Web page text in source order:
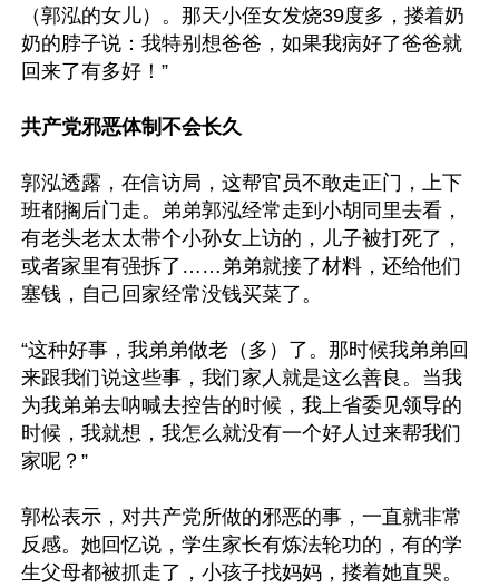
（郭泓的女儿）。那天小侄女发烧39度多，搂着奶
奶的脖子说：我特别想爸爸，如果我病好了爸爸就
回来了有多好！”
共产党邪恶体制不会长久
郭泓透露，在信访局，这帮官员不敢走正门，上下
班都搁后门走。弟弟郭泓经常走到小胡同里去看，
有老头老太太带个小孙女上访的，儿子被打死了，
或者家里有强拆了……弟弟就接了材料，还给他们
塞钱，自己回家经常没钱买菜了。
“这种好事，我弟弟做老（多）了。那时候我弟弟回
来跟我们说这些事，我们家人就是这么善良。当我
为我弟弟去呐喊去控告的时候，我上省委见领导的
时候，我就想，我怎么就没有一个好人过来帮我们
家呢？”
郭松表示，对共产党所做的邪恶的事，一直就非常
反感。她回忆说，学生家长有炼法轮功的，有的学
生父母都被抓走了，小孩子找妈妈，搂着她直哭。